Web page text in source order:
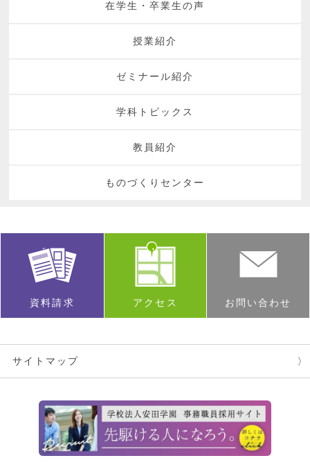
在学生・卒業生の声
授業紹介
ゼミナール紹介
学科トピックス
教員紹介
ものづくりセンター
資料請求 アクセス お問い合わせ
サイトマップ